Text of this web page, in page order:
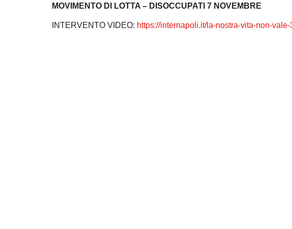
MOVIMENTO DI LOTTA – DISOCCUPATI 7 NOVEMBRE
INTERVENTO VIDEO: https://internapoli.it/la-nostra-vita-non-